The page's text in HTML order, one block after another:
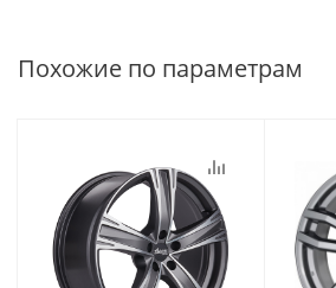
Похожие по параметрам